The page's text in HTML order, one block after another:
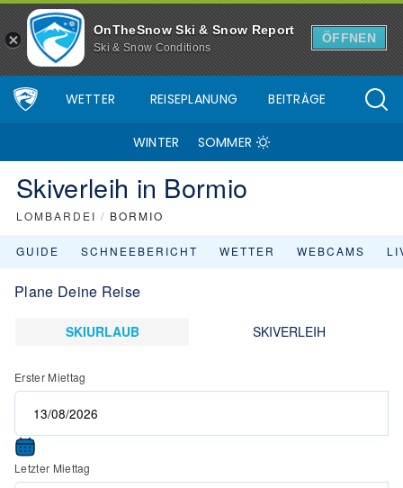
OnTheSnow Ski & Snow Report
Ski & Snow Conditions
ÖFFNEN
WETTER REISEPLANUNG BEITRÄGE
WINTER SOMMER
Skiverleih in Bormio
LOMBARDEI / BORMIO
GUIDE SCHNEEBERICHT WETTER WEBCAMS
Plane Deine Reise
SKIURLAUB SKIVERLEIH
Erster Miettag
Letzter Miettag